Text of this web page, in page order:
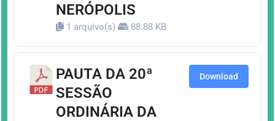
NERÓPOLIS
1 arquivo(s) 88.88 KB
PAUTA DA 20ª
SESSÃO
ORDINÁRIA DA
Download